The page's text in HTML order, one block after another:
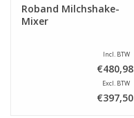
Roband Milchshake-
Mixer
Incl. BTW
€480,98
Excl. BTW
€397,50